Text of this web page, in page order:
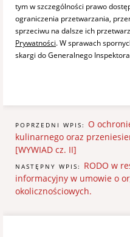
tym w szczególności prawo
ograniczenia przetwarzania,
sprzeciwu na dalsze ich
Prywatności. W sprawach
skargi do Generalnego
POPRZEDNI WPIS: O
kulinarnego oraz
[WYWIAD cz. II]
NASTĘPNY WPIS: RODO w
informacyjny w umowie o
okolicznościowych.